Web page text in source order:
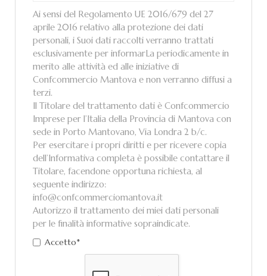
Ai sensi del Regolamento UE 2016/679 del 27
aprile 2016 relativo alla protezione dei dati
personali, i Suoi dati raccolti verranno trattati
esclusivamente per informarLa periodicamente in
merito alle attività ed alle iniziative di
Confcommercio Mantova e non verranno diffusi a
terzi.
Il Titolare del trattamento dati è Confcommercio
Imprese per l’Italia della Provincia di Mantova con
sede in Porto Mantovano, Via Londra 2 b/c.
Per esercitare i propri diritti e per ricevere copia
dell’Informativa completa è possibile contattare il
Titolare, facendone opportuna richiesta, al
seguente indirizzo:
info@confcommerciomantova.it
Autorizzo il trattamento dei miei dati personali
per le finalità informative sopraindicate.
Accetto*